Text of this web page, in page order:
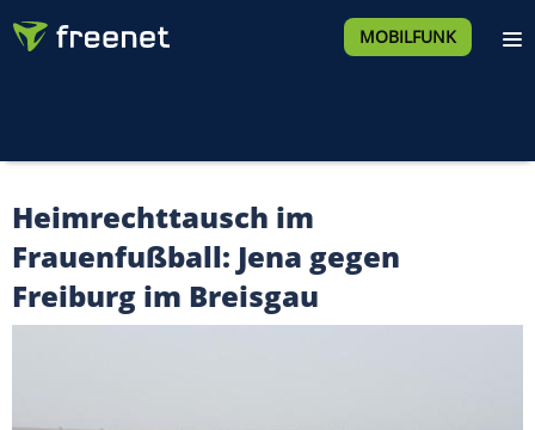
MOBILFUNK
Heimrechttausch im
Frauenfußball: Jena gegen
Freiburg im Breisgau